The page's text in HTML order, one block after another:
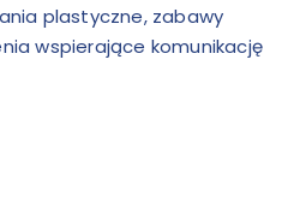
plastyczne, zabawy
wspierające komunikację